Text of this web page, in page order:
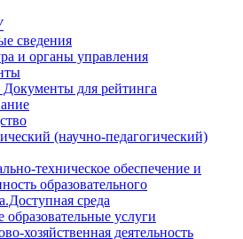
сведения
и органы управления
для рейтинга
(научно-педагогический)
техническое обеспечение и
образовательного
среда
услуги
хозяйственная деятельность